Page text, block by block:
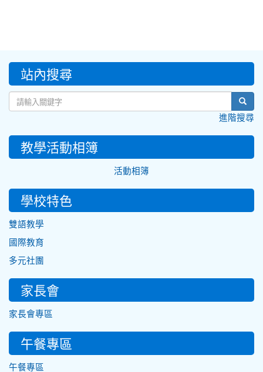
::: 站內搜尋
進階搜尋
教學活動相簿
活動相簿
學校特色
雙語教學
國際教育
多元社團
家長會
家長會專區
午餐專區
午餐專區